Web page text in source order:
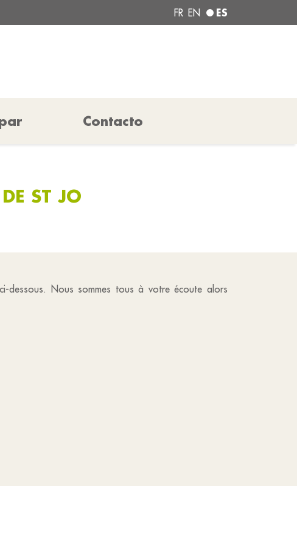
FR EN ES
Contacto
ST JO
dessous. Nous sommes tous à votre écoute alors